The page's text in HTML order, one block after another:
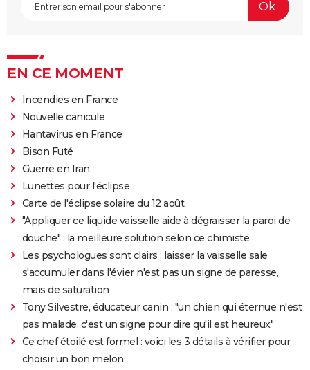
EN CE MOMENT
Incendies en France
Nouvelle canicule
Hantavirus en France
Bison Futé
Guerre en Iran
Lunettes pour l'éclipse
Carte de l'éclipse solaire du 12 août
"Appliquer ce liquide vaisselle aide à dégraisser la paroi de
douche" : la meilleure solution selon ce chimiste
Les psychologues sont clairs : laisser la vaisselle sale
s'accumuler dans l'évier n'est pas un signe de paresse,
mais de saturation
Tony Silvestre, éducateur canin : "un chien qui éternue n'est
pas malade, c'est un signe pour dire qu'il est heureux"
Ce chef étoilé est formel : voici les 3 détails à vérifier pour
choisir un bon melon